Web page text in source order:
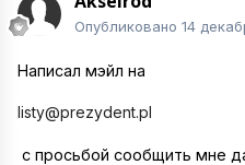
Опубликовано 14
Написал мэйл на
listy@prezydent.pl
с просьбой сообщить мне